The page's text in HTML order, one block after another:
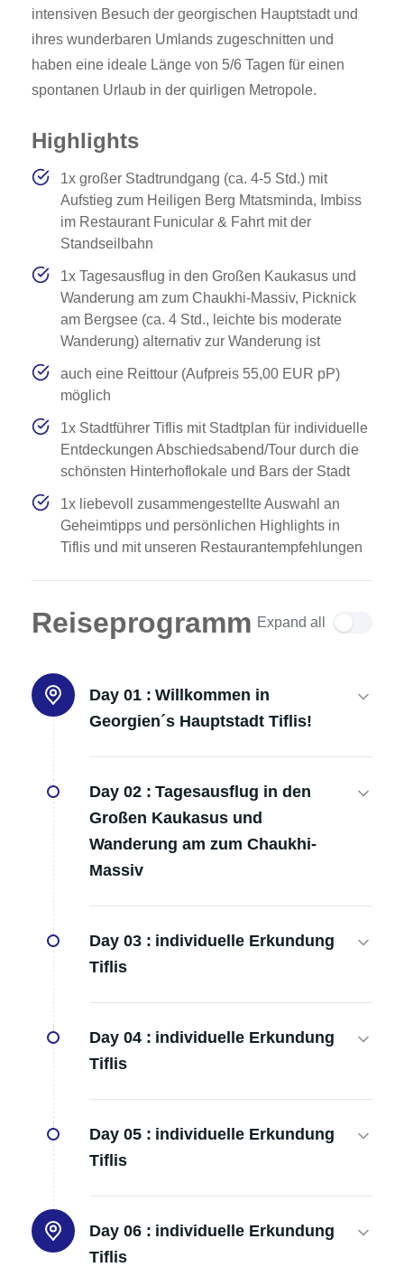
intensiven Besuch der georgischen Hauptstadt und
ihres wunderbaren Umlands zugeschnitten und
haben eine ideale Länge von 5/6 Tagen für einen
spontanen Urlaub in der quirligen Metropole.
Highlights
1x großer Stadtrundgang (ca. 4-5 Std.) mit
Aufstieg zum Heiligen Berg Mtatsminda, Imbiss
im Restaurant Funicular & Fahrt mit der
Standseilbahn
1x Tagesausflug in den Großen Kaukasus und
Wanderung am zum Chaukhi-Massiv, Picknick
am Bergsee (ca. 4 Std., leichte bis moderate
Wanderung) alternativ zur Wanderung ist
auch eine Reittour (Aufpreis 55,00 EUR pP)
möglich
1x Stadtführer Tiflis mit Stadtplan für individuelle
Entdeckungen Abschiedsabend/Tour durch die
schönsten Hinterhoflokale und Bars der Stadt
1x liebevoll zusammengestellte Auswahl an
Geheimtipps und persönlichen Highlights in
Tiflis und mit unseren Restaurantempfehlungen
Reiseprogramm Expand all
Day 01 : Willkommen in
Georgien´s Hauptstadt Tiflis!
Day 02 : Tagesausflug in den
Großen Kaukasus und
Wanderung am zum Chaukhi-
Massiv
Day 03 : individuelle Erkundung
Tiflis
Day 04 : individuelle Erkundung
Tiflis
Day 05 : individuelle Erkundung
Tiflis
Day 06 : individuelle Erkundung
Tiflis